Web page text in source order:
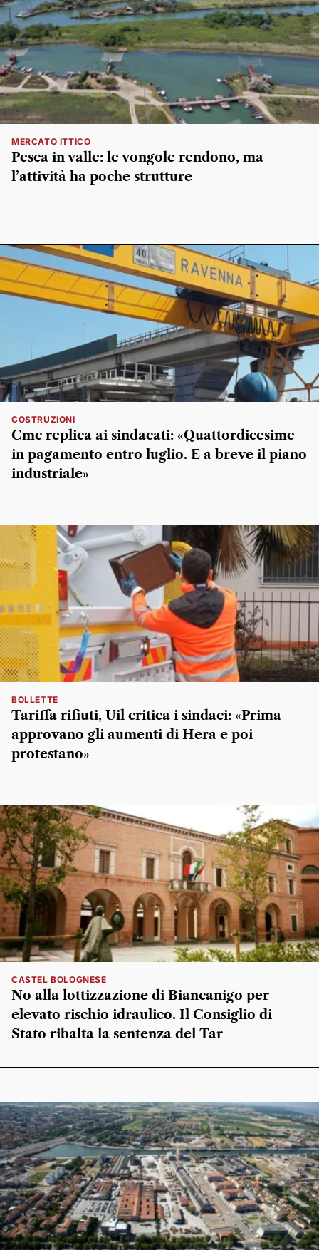
MERCATO ITTICO
Pesca in valle: le vongole rendono, ma
l’attività ha poche strutture
COSTRUZIONI
Cmc replica ai sindacati: «Quattordicesime
in pagamento entro luglio. E a breve il piano
industriale»
BOLLETTE
Tariffa rifiuti, Uil critica i sindaci: «Prima
approvano gli aumenti di Hera e poi
protestano»
CASTEL BOLOGNESE
No alla lottizzazione di Biancanigo per
elevato rischio idraulico. Il Consiglio di
Stato ribalta la sentenza del Tar